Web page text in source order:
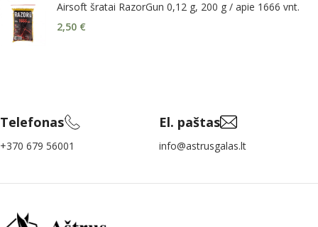
Airsoft šratai RazorGun 0,12 g, 200 g / apie 1666 vnt.
2,50 €
Telefonas
+370 679 56001
El. paštas
info@astrusgalas.lt